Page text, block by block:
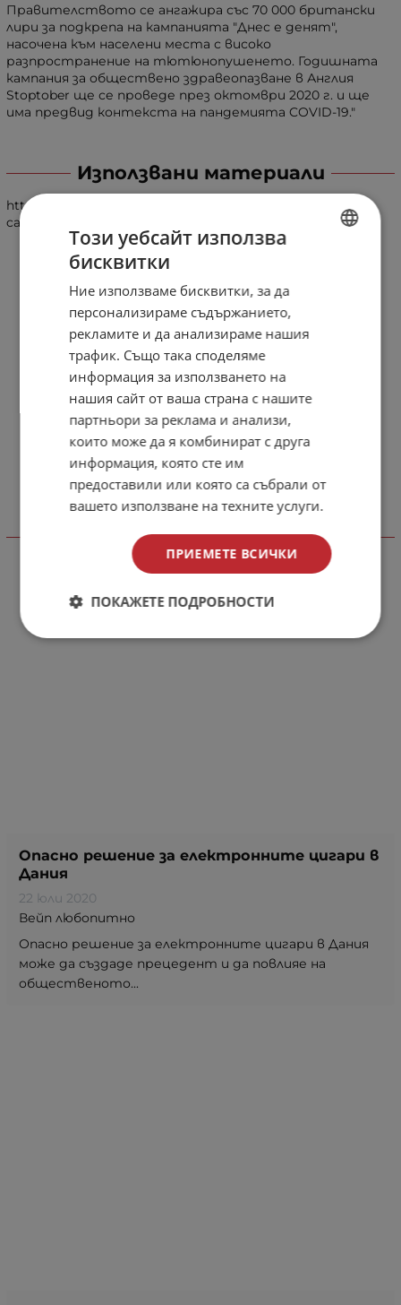
Правителството се ангажира със 70 000 британски
лири за подкрепа на кампанията "Днес е денят",
насочена към населени места с високо
разпространение на тютюнопушенето. Годишната
кампания за обществено здравеопазване в Англия
Stoptober ще се проведе през октомври 2020 г. и ще
има предвид контекста на пандемията COVID-19."
Използвани материали
https://www.planetofthevapes.co.uk/news/politics-
campaigns/2020-08-28_news-from-parliament.html
Виж още
Опасно решение за електронните цигари в
Дания
22 юли 2020
Вейп любопитно
Опасно решение за електронните цигари в Дания
може да създаде прецедент и да повлияе на
общественото...
Този уебсайт използва
бисквитки
Ние използваме бисквитки, за да
персонализираме съдържанието,
рекламите и да анализираме нашия
трафик. Също така споделяме
информация за използването на
нашия сайт от ваша страна с нашите
партньори за реклама и анализи,
които може да я комбинират с друга
информация, която сте им
предоставили или която са събрали от
вашето използване на техните услуги.
ПРИЕМЕТЕ ВСИЧКИ
ПОКАЖЕТЕ ПОДРОБНОСТИ